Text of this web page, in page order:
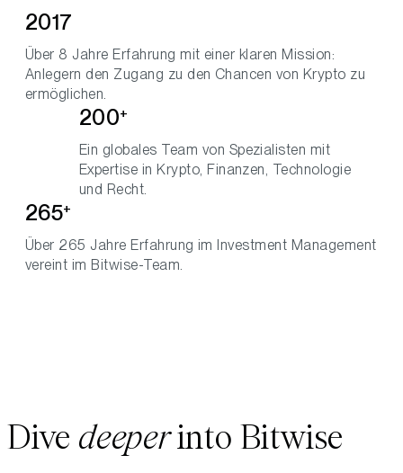
2017
Über 8 Jahre Erfahrung mit einer klaren Mission:
Anlegern den Zugang zu den Chancen von Krypto zu
ermöglichen.
200+
Ein globales Team von Spezialisten mit
Expertise in Krypto, Finanzen, Technologie
und Recht.
265+
Über 265 Jahre Erfahrung im Investment Management
vereint im Bitwise-Team.
Dive deeperinto Bitwise